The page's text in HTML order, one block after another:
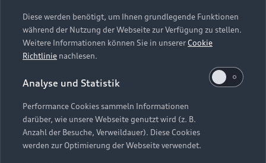
Online-Terminvereinbarung
Servicekontakt
Vertrag widerrufen
Presse & Media Center
Datenschutz
Audi erleben
Newsletter
Impressum Rechtliches
Hinweisgebersystem
Datenschutzinformation
Cookie-Einstellungen
Cookie-Richtlinie
Barrierefreiheit
Hinweis: Die aktuelle Darstellung und Anordnung der
Embleme am Fahrzeug bei allen Abbildungen auf dieser
Webseite kann abweichen.
Diese werden benötigt, um Ihnen grundlegende Funktionen
während der Nutzung der Webseite zur Verfügung zu stellen.
Weitere Informationen können Sie in unsererCookie
Richtlinie nachlesen.
Analyse und Statistik
Performance Cookies sammeln Informationen
darüber, wie unsere Webseite genutzt wird (z. B.
Anzahl der Besuche, Verweildauer). Diese Cookies
werden zur Optimierung der Webseite verwendet.